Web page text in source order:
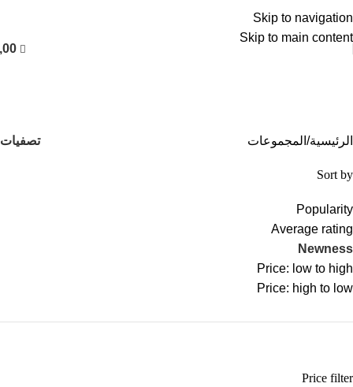
Skip to navigation
Skip to main content
العربية
الرئيسية المجموعات تصفيات
Sort by
Popularity
Average rating
Newness
Price: low to high
Price: high to low
Price filter